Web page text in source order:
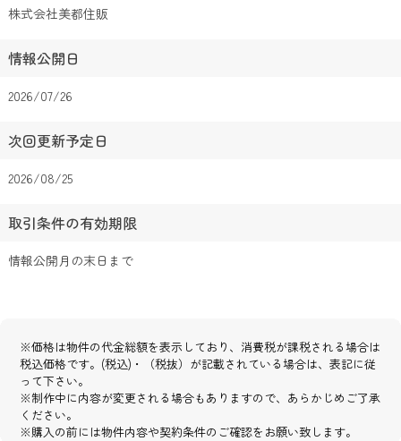
株式会社美都住販
情報公開日
2026/07/26
次回更新予定日
2026/08/25
取引条件の有効期限
情報公開月の末日まで
※価格は物件の代金総額を表示しており、消費税が課税される場合は
税込価格です。(税込)・（税抜）が記載されている場合は、表記に従
って下さい。
※制作中に内容が変更される場合もありますので、あらかじめご了承
ください。
※購入の前には物件内容や契約条件のご確認をお願い致します。